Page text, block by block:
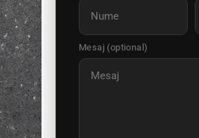
Mesaj (optional)